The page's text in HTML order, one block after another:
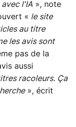
l'IA », note
« le site
au titre
les avis sont
pas de la
aussi
racoleurs. Ça
», écrit